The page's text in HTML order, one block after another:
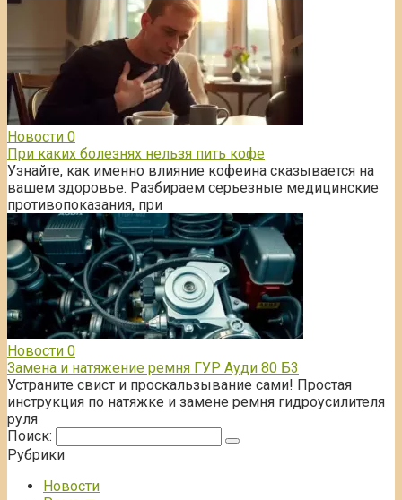
Новости 0
При каких болезнях нельзя пить кофе
Узнайте, как именно влияние кофеина сказывается на
вашем здоровье. Разбираем серьезные медицинские
противопоказания, при
Новости 0
Замена и натяжение ремня ГУР Ауди 80 Б3
Устраните свист и проскальзывание сами! Простая
инструкция по натяжке и замене ремня гидроусилителя
руля
Поиск:
Рубрики
Новости